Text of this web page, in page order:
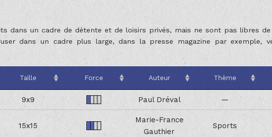
dans un cadre de détente et de loisirs privés, mais ne sont pas libres de
dans un cadre plus large, dans la presse magazine par exemple,
Taille Force Auteur Thème
9x9 Paul Dréval —
15x15
Marie-France
Gauthier
Sports